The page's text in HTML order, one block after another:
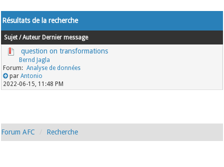
Résultats de la recherche
Sujet /Auteur Dernier message
question on transformations
Bernd Jagla
Analyse de données
parAntonio
2022-06-15, 11:48 PM
Forum AFC Recherche